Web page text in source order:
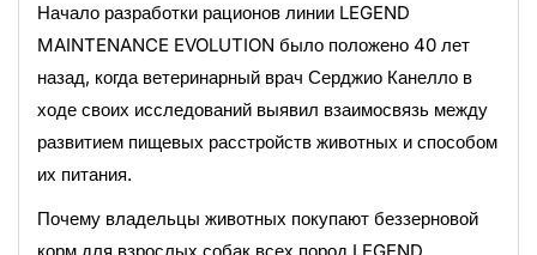
Начало разработки рационов линии LEGEND
MAINTENANCE EVOLUTION было положено 40 лет
назад, когда ветеринарный врач Серджио Канелло в
ходе своих исследований выявил взаимосвязь между
развитием пищевых расстройств животных и способом
их питания.
Почему владельцы животных покупают беззерновой